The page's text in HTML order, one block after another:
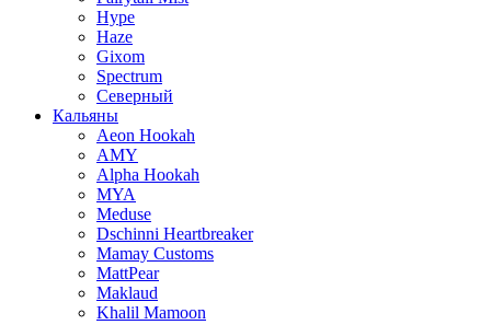
Hype
Haze
Gixom
Spectrum
Северный
Кальяны
Aeon Hookah
AMY
Alpha Hookah
MYA
Meduse
Dschinni Heartbreaker
Mamay Customs
MattPear
Maklaud
Khalil Mamoon